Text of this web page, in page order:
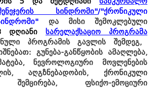
სინდრომი"/"ქრონიკული
" და მისი შემოკლებული
დღიანი
სარელაქსაციო პროგრამა
პროგრამის გავლის შემდეგ,
გუნება-განწყობის ამაღლება,
ნევროლოგიური მოვლენების
აღგზნებადობის, ქრონიკული
ფსიქო-ემოციური